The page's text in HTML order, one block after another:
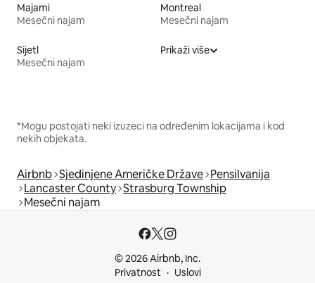
Majami
Mesečni najam
Montreal
Mesečni najam
Sijetl
Mesečni najam
Prikaži više
*Mogu postojati neki izuzeci na određenim lokacijama i kod
nekih objekata.
Airbnb Sjedinjene Američke Države Pensilvanija
Lancaster County Strasburg Township
Mesečni najam
© 2026 Airbnb, Inc.
Privatnost
Uslovi